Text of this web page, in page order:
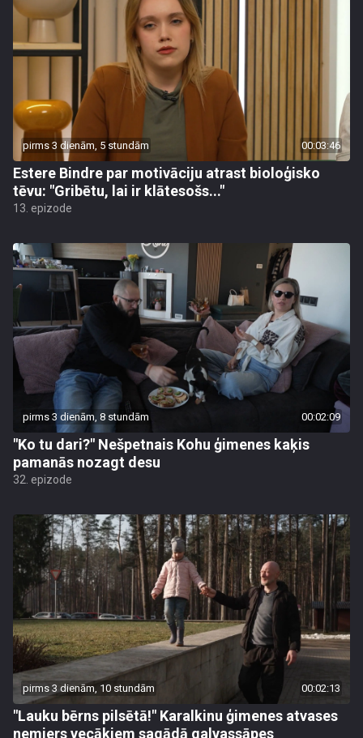
pirms 3 dienām, 5 stundām 00:03:46
Estere Bindre par motivāciju atrast bioloģisko
tēvu: "Gribētu, lai ir klātesošs..."
13. epizode
pirms 3 dienām, 8 stundām 00:02:09
"Ko tu dari?" Nešpetnais Kohu ģimenes kaķis
pamanās nozagt desu
32. epizode
pirms 3 dienām, 10 stundām 00:02:13
"Lauku bērns pilsētā!" Karalkinu ģimenes atvases
nemiers vecākiem sagādā galvassāpes